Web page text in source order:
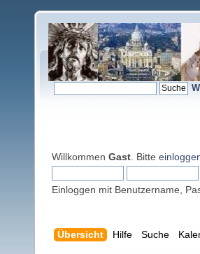
Willkommen Gast . Bitte
Einloggen mit Benutzername,
Übersicht Hilfe Suche